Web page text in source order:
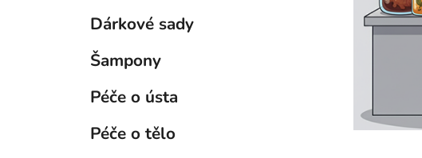
Dárkové sady
Šampony
Péče o ústa
Péče o tělo